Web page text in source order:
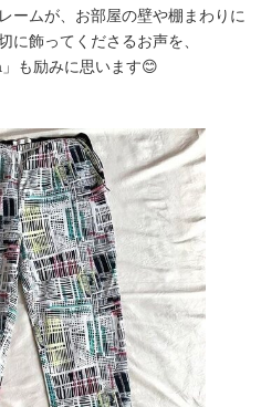
ームが、お部屋の壁や棚まわりに
に飾ってくださるお声を、
も励みに思います😊